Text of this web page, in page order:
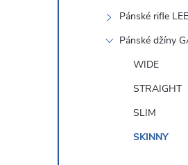
Pánské rifle LEE
Pánské džíny
WIDE
STRAIGHT
SLIM
SKINNY